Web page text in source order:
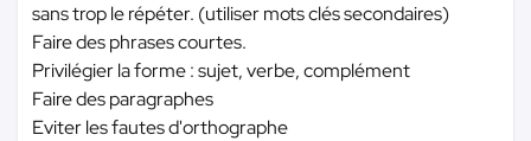
sans trop le répéter. (utiliser mots clés secondaires)
Faire des phrases courtes.
Privilégier la forme : sujet, verbe, complément
Faire des paragraphes
Eviter les fautes d'orthographe